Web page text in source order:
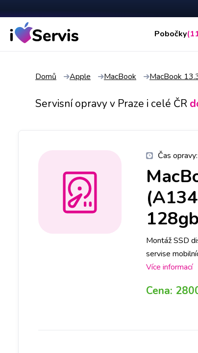
Pobočky
Domů Apple MacBook MacBook
Servisní opravy v Praze i celé ČR
Čas opravy:
128gb
Montáž SSD
servise
a na počkání.
Ostravě,
Více informací
Cena: